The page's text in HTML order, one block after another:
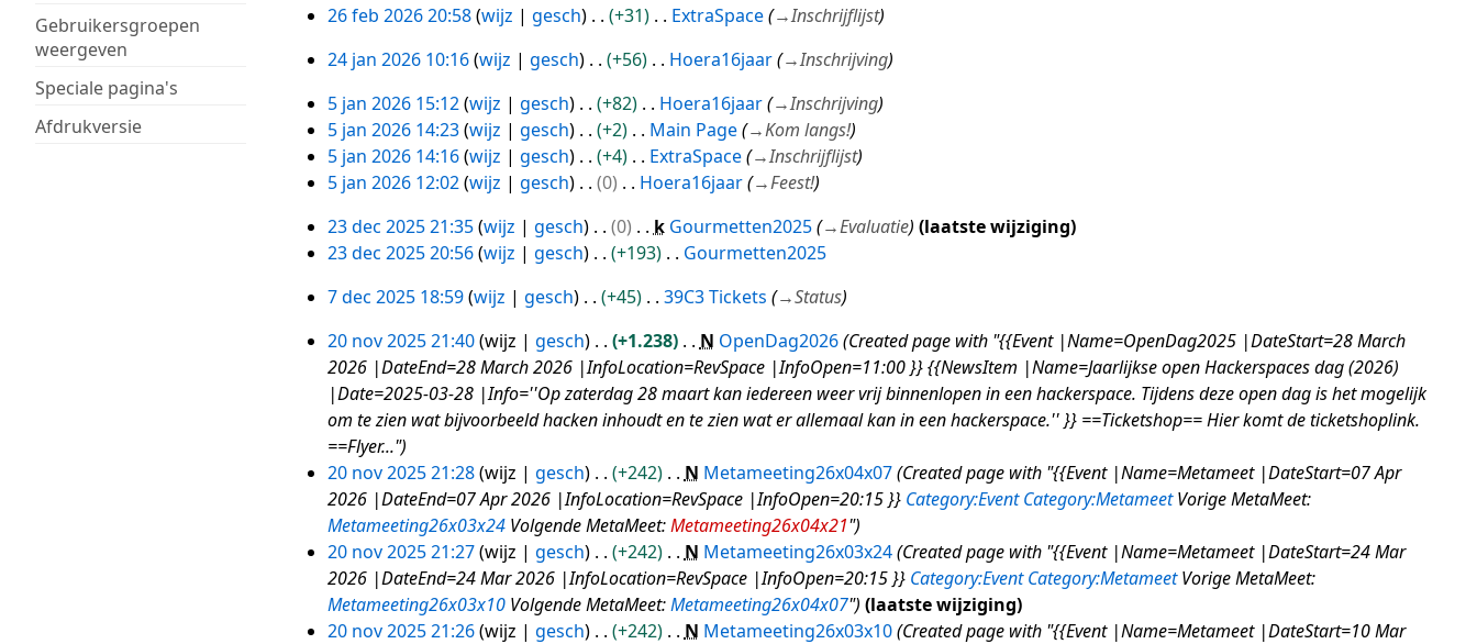
Gebruikersgroepen
weergeven
Speciale pagina's
Afdrukversie
26
feb
26 feb 2026 20:58 wijz gesch +31 ExtraSpace →Inschrijflijst
24
jan
2026
24 jan 2026 10:16 wijz gesch +56 Hoera16jaar →Inschrijving
5
jan
2026
5 jan 2026 15:12 wijz gesch +82 Hoera16jaar →Inschrijving
5 jan 2026 14:23 wijz gesch +2 Main Page →Kom langs!
5 jan 2026 14:16 wijz gesch +4 ExtraSpace →Inschrijflijst
5 jan 2026 12:02 wijz gesch 0 Hoera16jaar →Feest!
23
dec
2025
23 dec 2025 21:35 wijz gesch 0 k Gourmetten2025 →Evaluatie
laatste wijziging
23 dec 2025 20:56 wijz gesch +193
Gourmetten2025
e
e
n
b
e
e
r
k
i
n
g
s
7
dec
2025
7 dec 2025 18:59 wijz gesch +45 39C3 Tickets →Status
20
nov
2025
20 nov 2025 21:40 wijz gesch +1.238 N OpenDag2026 Created page with "{{Event |Name=OpenDag2025 |DateStart=28 March
2026 |DateEnd=28 March 2026 |InfoLocation=RevSpace |InfoOpen=11:00 }} {{NewsItem |Name=Jaarlijkse open Hackerspaces dag (2026)
|Date=2025-03-28 |Info=''Op zaterdag 28 maart kan iedereen weer vrij binnenlopen in een hackerspace. Tijdens deze open dag is het mogelijk
om te zien wat bijvoorbeeld hacken inhoudt en te zien wat er allemaal kan in een hackerspace.'' }} ==Ticketshop== Hier komt de ticketshoplink.
==Flyer..."
20 nov 2025 21:28 wijz gesch +242 N Metameeting26x04x07 Created page with "{{Event |Name=Metameet |DateStart=07 Apr
2026 |DateEnd=07 Apr 2026 |InfoLocation=RevSpace |InfoOpen=20:15 }} Category:Event Category:MetameetVorige MetaMeet:
Metameeting26x03x24Volgende MetaMeet:Metameeting26x04x21"
20 nov 2025 21:27 wijz gesch +242 N Metameeting26x03x24 Created page with "{{Event |Name=Metameet |DateStart=24 Mar
2026 |DateEnd=24 Mar 2026 |InfoLocation=RevSpace |InfoOpen=20:15 }} Category:Event Category:MetameetVorige MetaMeet:
Metameeting26x03x10Volgende MetaMeet:Metameeting26x04x07"
laatste wijziging
20 nov 2025 21:26 wijz gesch +242 N Metameeting26x03x10 Created page with "{{Event |Name=Metameet |DateStart=10 Mar